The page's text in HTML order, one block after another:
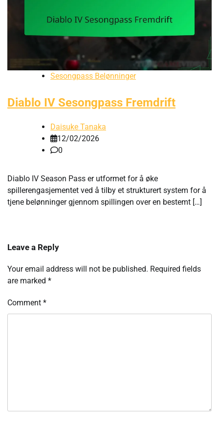
Sesongpass Belønninger
Diablo IV Sesongpass Fremdrift
Daisuke Tanaka
12/02/2026
0
Diablo IV Season Pass er utformet for å øke
spillerengasjementet ved å tilby et strukturert system for å
tjene belønninger gjennom spillingen over en bestemt […]
Leave a Reply
Your email address will not be published. Required fields
are marked *
Comment *